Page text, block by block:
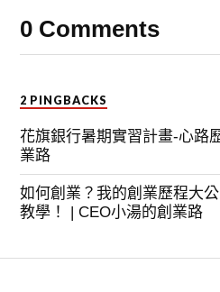
0 Comments
2 PINGBACKS
花旗銀行暑期實習計畫-心路
業路
如何創業？我的創業歷程大
教學！ | CEO小湯的創業路